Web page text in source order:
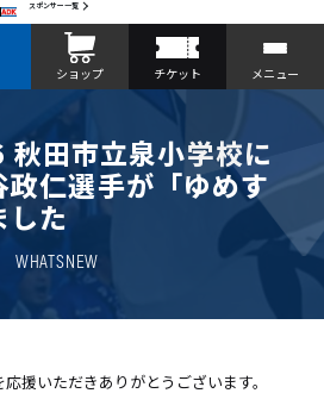
スポンサー一覧
ショップ チケット メニュー
田市立泉小学校に
仁選手が「ゆめす
した
WHATSNEW
援いただきありがとうございます。